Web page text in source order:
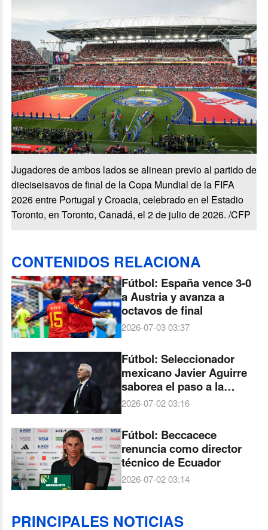
Jugadores de ambos lados se alinean previo al partido de
dieciseisavos de final de la Copa Mundial de la FIFA
2026 entre Portugal y Croacia, celebrado en el Estadio
Toronto, en Toronto, Canadá, el 2 de julio de 2026. /CFP
CONTENIDOS RELACIONA
Fútbol: España vence 3-0
a Austria y avanza a
octavos de final
2026-07-03 03:37
Fútbol: Seleccionador
mexicano Javier Aguirre
saborea el paso a la
siguiente ronda del
2026-07-02 03:16
Fútbol: Beccacece
renuncia como director
técnico de Ecuador
2026-07-02 03:14
PRINCIPALES NOTICIAS